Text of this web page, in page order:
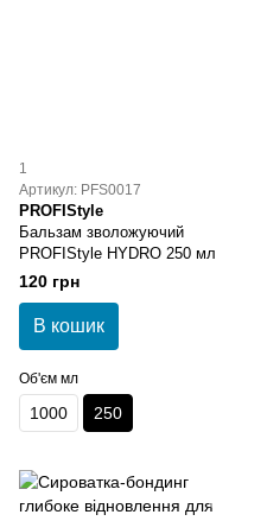
1
Артикул: PFS0017
PROFIStyle
Бальзам зволожуючий
PROFIStyle HYDRO 250 мл
120 грн
В кошик
Об'єм мл
1000 250